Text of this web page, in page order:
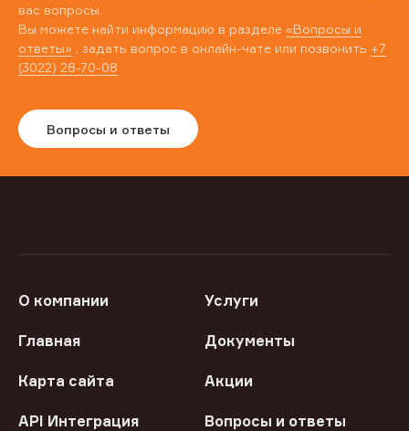
вас вопросы.
Вы можете найти информацию в разделе «Вопросы и
ответы» , задать вопрос в онлайн-чате или позвонить +7
(3022) 28-70-08
Вопросы и ответы
О компании Услуги
Главная Документы
Карта сайта Акции
API Интеграция Вопросы и ответы